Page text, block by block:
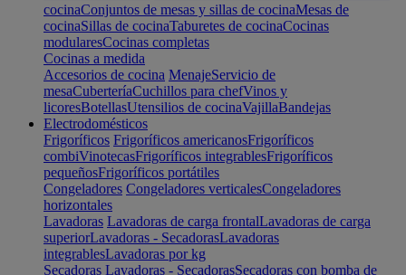
cocinaConjuntos de mesas y sillas de cocinaMesas de
cocinaSillas de cocinaTaburetes de cocinaCocinas
modularesCocinas completas
Cocinas a medida
Accesorios de cocina MenajeServicio de
mesaCuberteríaCuchillos para chefVinos y
licoresBotellasUtensilios de cocinaVajillaBandejas
Electrodomésticos
Frigoríficos Frigoríficos americanosFrigoríficos
combiVinotecasFrigoríficos integrablesFrigoríficos
pequeñosFrigoríficos portátiles
Congeladores Congeladores verticalesCongeladores
horizontales
Lavadoras Lavadoras de carga frontalLavadoras de carga
superiorLavadoras - SecadorasLavadoras
integrablesLavadoras por kg
Secadoras Lavadoras - SecadorasSecadoras con bomba de